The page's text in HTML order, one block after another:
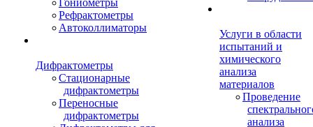
Гониометры
Рефрактометры
Автоколлиматоры
Дифрактометры
Стационарные
дифрактометры
Переносные
дифрактометры
Услуги в области
испытаний и
химического
анализа
материалов
Проведение
анализа